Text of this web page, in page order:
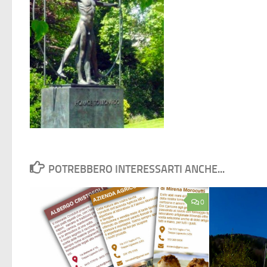
POTREBBERO INTERESSARTI ANCHE...
0